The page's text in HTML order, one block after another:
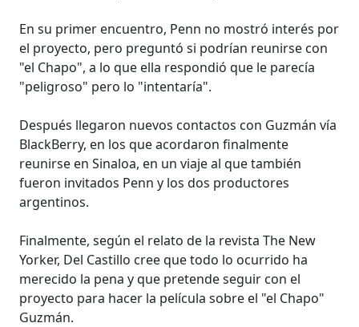
En su primer encuentro, Penn no mostró interés por
el proyecto, pero preguntó si podrían reunirse con
"el Chapo", a lo que ella respondió que le parecía
"peligroso" pero lo "intentaría".
Después llegaron nuevos contactos con Guzmán vía
BlackBerry, en los que acordaron finalmente
reunirse en Sinaloa, en un viaje al que también
fueron invitados Penn y los dos productores
argentinos.
Finalmente, según el relato de la revista The New
Yorker, Del Castillo cree que todo lo ocurrido ha
merecido la pena y que pretende seguir con el
proyecto para hacer la película sobre el "el Chapo"
Guzmán.